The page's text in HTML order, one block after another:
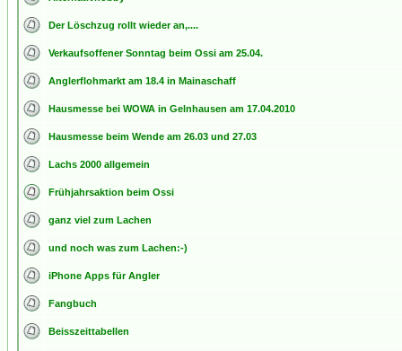
Der Löschzug rollt wieder an,....
Verkaufsoffener Sonntag beim Ossi am 25.04.
Anglerflohmarkt am 18.4 in Mainaschaff
Hausmesse bei WOWA in Gelnhausen am 17.04.2010
Hausmesse beim Wende am 26.03 und 27.03
Lachs 2000 allgemein
Frühjahrsaktion beim Ossi
ganz viel zum Lachen
und noch was zum Lachen:-)
iPhone Apps für Angler
Fangbuch
Beisszeittabellen